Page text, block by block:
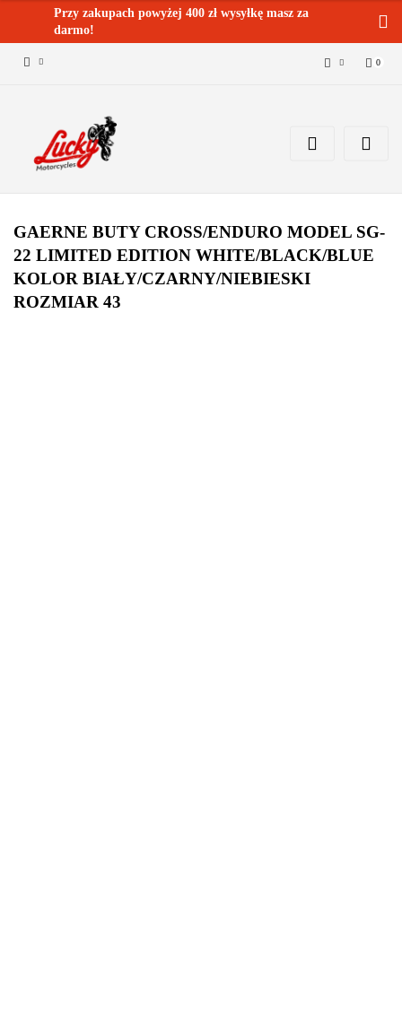
Przy zakupach powyżej 400 zł wysyłkę masz za
darmo!
Dodaj zgłoszenie
0
GAERNE BUTY CROSS/ENDURO MODEL SG-
22 LIMITED EDITION WHITE/BLACK/BLUE
KOLOR BIAŁY/CZARNY/NIEBIESKI
ROZMIAR 43